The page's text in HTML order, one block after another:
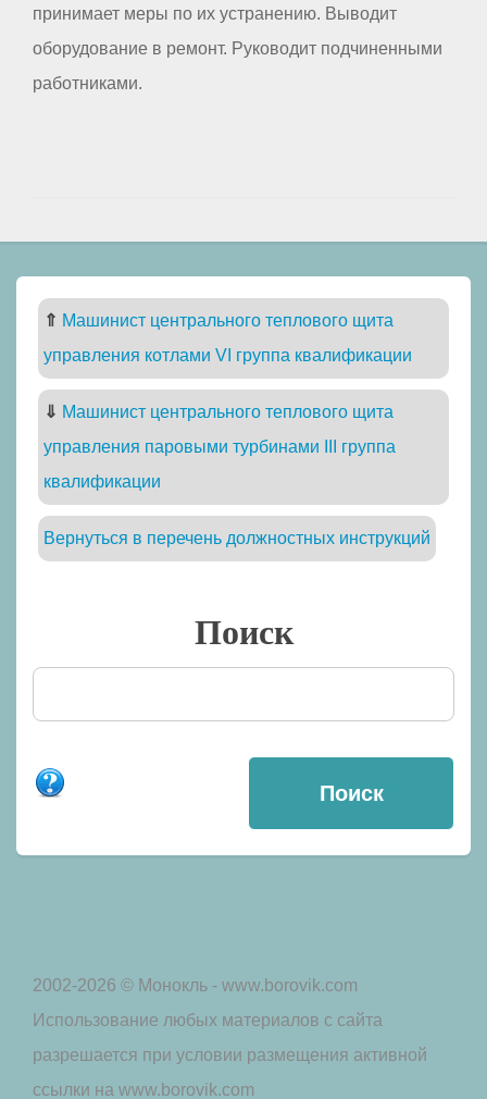
принимает меры по их устранению. Выводит
оборудование в ремонт. Руководит подчиненными
работниками.
⇑ Машинист центрального теплового щита
управления котлами VI группа квалификации
⇓ Машинист центрального теплового щита
управления паровыми турбинами III группа
квалификации
Вернуться в перечень должностных инструкций
Поиск
2002-2026 © Монокль - www.borovik.com
Использование любых материалов с сайта
разрешается при условии размещения активной
ссылки на www.borovik.com